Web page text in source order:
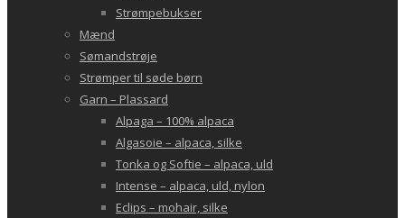
Strømpebukser
Mænd
Sømandstrøje
Strømper til søde børn
Garn – Plassard
Alpaga – 100% alpaca
Algasoie – alpaca, silke
Tonka og Softie – alpaca, uld
Intense – alpaca, uld, nylon
Eclips – mohair, silke